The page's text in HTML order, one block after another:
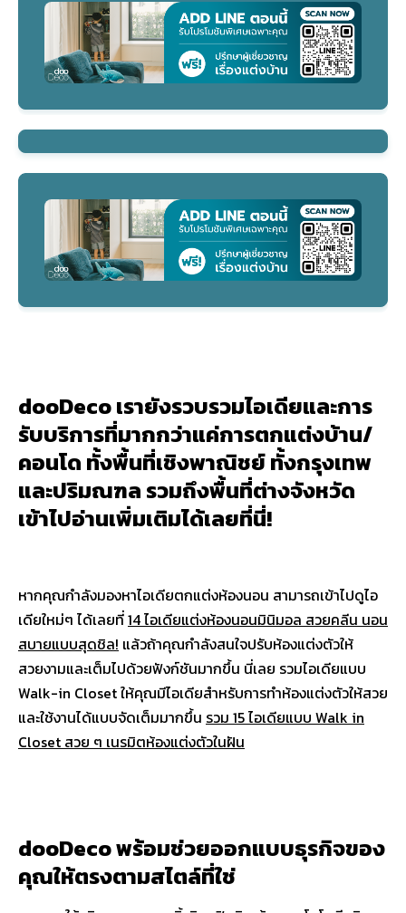
dooDeco เรายังรวบรวมไอเดียและการ
รับบริการที่มากกว่าแค่การตกแต่งบ้าน/
คอนโด ทั้งพื้นที่เชิงพาณิชย์ ทั้งกรุงเทพ
และปริมณฑล รวมถึงพื้นที่ต่างจังหวัด
เข้าไปอ่านเพิ่มเติมได้เลยที่นี่!
หากคุณกำลังมองหาไอเดียตกแต่งห้องนอน สามารถเข้าไปดูไอ
เดียใหม่ๆ ได้เลยที่14 ไอเดียแต่งห้องนอนมินิมอล สวยคลีน นอน
สบายแบบสุดชิล! แล้วถ้าคุณกำลังสนใจปรับห้องแต่งตัวให้
สวยงามและเต็มไปด้วยฟังก์ชันมากขึ้น นี่เลย รวมไอเดียแบบ
Walk-in Closet ให้คุณมีไอเดียสำหรับการทำห้องแต่งตัวให้สวย
และใช้งานได้แบบจัดเต็มมากขึ้น รวม 15 ไอเดียแบบ Walk in
Closet สวย ๆ เนรมิตห้องแต่งตัวในฝัน
dooDeco พร้อมช่วยออกแบบธุรกิจของ
คุณให้ตรงตามสไตล์ที่ใช่